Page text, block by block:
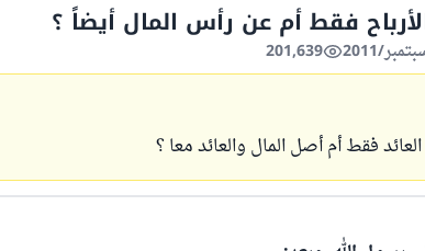
فقط أم عن رأس المال أيضاً ؟
201,639
فقط أم أصل المال والعائد معا ؟